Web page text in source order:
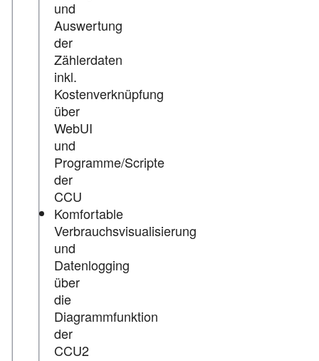
und
Auswertung
der
Zählerdaten
inkl.
Kostenverknüpfung
über
WebUI
und
Programme/Scripte
der
CCU
Komfortable
Verbrauchsvisualisierung
und
Datenlogging
über
die
Diagrammfunktion
der
CCU2